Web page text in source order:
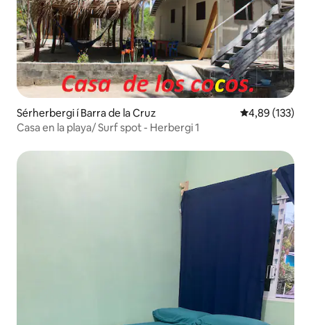
Sérherbergi í Barra de la Cruz 4,89 af 5 í
4,89 (133)
Casa en la playa/ Surf spot - Herbergi 1